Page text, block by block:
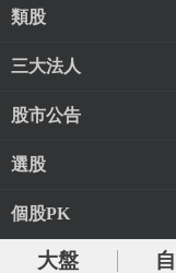
類股
三大法人
股市公告
選股
個股PK
大盤